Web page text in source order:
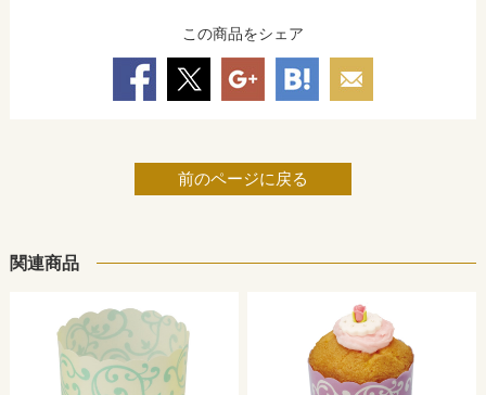
この商品をシェア
前のページに戻る
関連商品